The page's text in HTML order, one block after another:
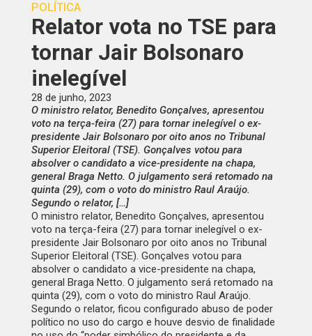
POLÍTICA
Relator vota no TSE para
tornar Jair Bolsonaro
inelegível
28 de junho, 2023
O ministro relator, Benedito Gonçalves, apresentou
voto na terça-feira (27) para tornar inelegível o ex-
presidente Jair Bolsonaro por oito anos no Tribunal
Superior Eleitoral (TSE). Gonçalves votou para
absolver o candidato a vice-presidente na chapa,
general Braga Netto. O julgamento será retomado na
quinta (29), com o voto do ministro Raul Araújo.
Segundo o relator, […]
O ministro relator, Benedito Gonçalves, apresentou
voto na terça-feira (27) para tornar inelegível o ex-
presidente Jair Bolsonaro por oito anos no Tribunal
Superior Eleitoral (TSE). Gonçalves votou para
absolver o candidato a vice-presidente na chapa,
general Braga Netto. O julgamento será retomado na
quinta (29), com o voto do ministro Raul Araújo.
Segundo o relator, ficou configurado abuso de poder
político no uso do cargo e houve desvio de finalidade